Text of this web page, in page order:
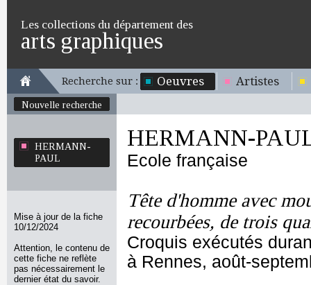
Les collections du département des
arts graphiques
Recherche sur : Oeuvres Artistes
Nouvelle recherche
HERMANN-
PAUL
Mise à jour de la fiche
10/12/2024
Attention, le contenu de
cette fiche ne reflète
pas nécessairement le
dernier état du savoir.
HERMANN-
Ecole française
Tête d'homme avec
recourbées, de trois
Croquis exécutés
à Rennes, août-